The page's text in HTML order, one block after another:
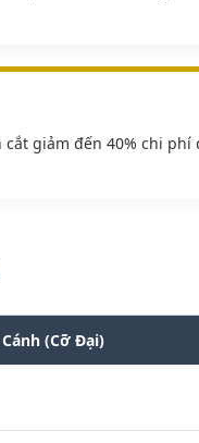
giảm đến 40% chi phí
(Cỡ Đại)